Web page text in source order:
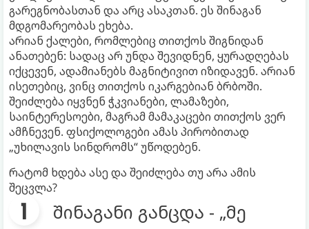
გარეგნობასთან და არც ასაკთან. ეს შინაგან
მდგომარეობას ეხება.
არიან ქალები, რომლებიც თითქოს შიგნიდან
ანათებენ: სადაც არ უნდა შევიდნენ, ყურადღებას
იქცევენ, ადამიანებს მაგნიტივით იზიდავენ. არიან
ისეთებიც, ვინც თითქოს იკარგებიან ბრბოში.
შეიძლება იყვნენ ჭკვიანები, ლამაზები,
საინტერესოები, მაგრამ მამაკაცები თითქოს ვერ
ამჩნევენ. ფსიქოლოგები ამას პირობითად
„უხილავის სინდრომს“ უწოდებენ.
რატომ ხდება ასე და შეიძლება თუ არა ამის
შეცვლა?
შინაგანი განცდა - „მე